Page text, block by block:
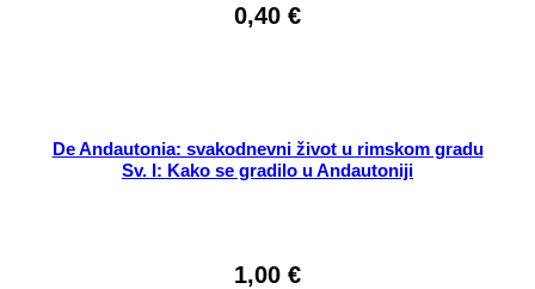
0,40 €
De Andautonia: svakodnevni život u rimskom gradu
Sv. I: Kako se gradilo u Andautoniji
1,00 €